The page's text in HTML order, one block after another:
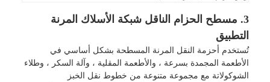
3. مسطح الحزام الناقل شبكة الأسلاك المرنة
التطبيق
تُستخدم أحزمة النقل المرنة المسطحة بشكل أساسي في
الأطعمة المجمدة بسرعة ، والأطعمة المقلية ، وآلة السكر ، وطلاء
الشوكولاتة مع مجموعة متنوعة من خطوط نقل الخبز